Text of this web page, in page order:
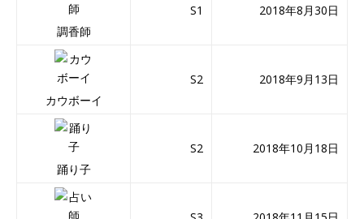
調香師
S1 2018年8月30日
カウボーイ
S2 2018年9月13日
踊り子
S2 2018年10月18日